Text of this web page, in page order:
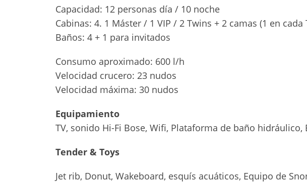
Capacidad: 12 personas día / 10 noche
Cabinas: 4. 1 Máster / 1 VIP / 2 Twins + 2 camas (1 en cada
Baños: 4 + 1 para invitados
Consumo aproximado: 600 l/h
Velocidad crucero: 23 nudos
Velocidad máxima: 30 nudos
Equipamiento
TV, sonido Hi-Fi Bose, Wifi, Plataforma de baño hidráulico,
Tender & Toys
Jet rib, Donut, Wakeboard, esquís acuáticos, Equipo de